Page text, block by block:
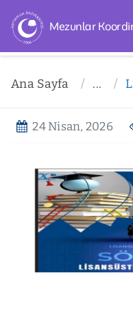
Mezunlar
Ana Sayfa ...
24 Nisan, 2026